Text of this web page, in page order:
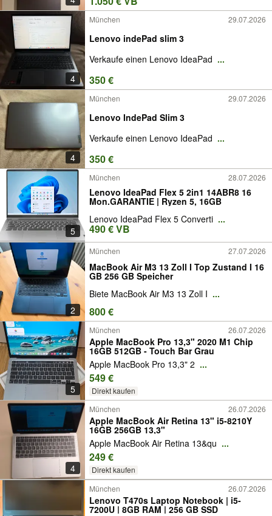
4
München 29.07.2026
Lenovo indePad slim 3
Verkaufe einen Lenovo IdeaPad ...
350 €
4
München 29.07.2026
Lenovo IndePad Slim 3
Verkaufe einen Lenovo IdeaPad ...
350 €
5
München 28.07.2026
Lenovo IdeaPad Flex 5 2in1 14ABR8 16
Mon.GARANTIE | Ryzen 5, 16GB
Lenovo IdeaPad Flex 5 Converti ...
490 € VB
2
München 27.07.2026
MacBook Air M3 13 Zoll I Top Zustand I 16
GB 256 GB Speicher
Biete MacBook Air M3 13 Zoll I ...
800 €
5
München 26.07.2026
Apple MacBook Pro 13,3" 2020 M1 Chip
16GB 512GB - Touch Bar Grau
Apple MacBook Pro 13,3" 2 ...
549 €
Direkt kaufen
4
München 26.07.2026
Apple MacBook Air Retina 13" i5-8210Y
16GB 256GB 13,3"
Apple MacBook Air Retina 13&qu ...
249 €
Direkt kaufen
München 26.07.2026
Lenovo T470s Laptop Notebook | i5-
7200U | 8GB RAM | 256 GB SSD